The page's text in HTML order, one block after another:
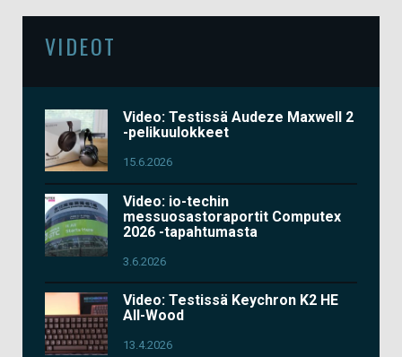
VIDEOT
Video: Testissä Audeze Maxwell 2
-pelikuulokkeet
15.6.2026
Video: io-techin
messuosastoraportit Computex
2026 -tapahtumasta
3.6.2026
Video: Testissä Keychron K2 HE
All-Wood
13.4.2026